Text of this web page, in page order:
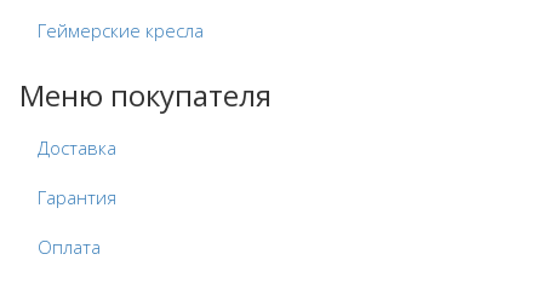
Геймерские кресла
Меню покупателя
Доставка
Гарантия
Оплата